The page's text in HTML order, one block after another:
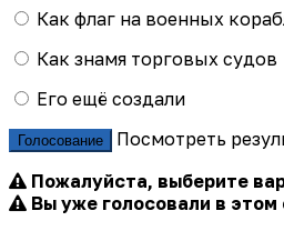
Как флаг на военных
Как знамя торговых судов
Его ещё создали
Голосование
Посмотреть
Пожалуйста, выберите
Вы уже голосовали в этом